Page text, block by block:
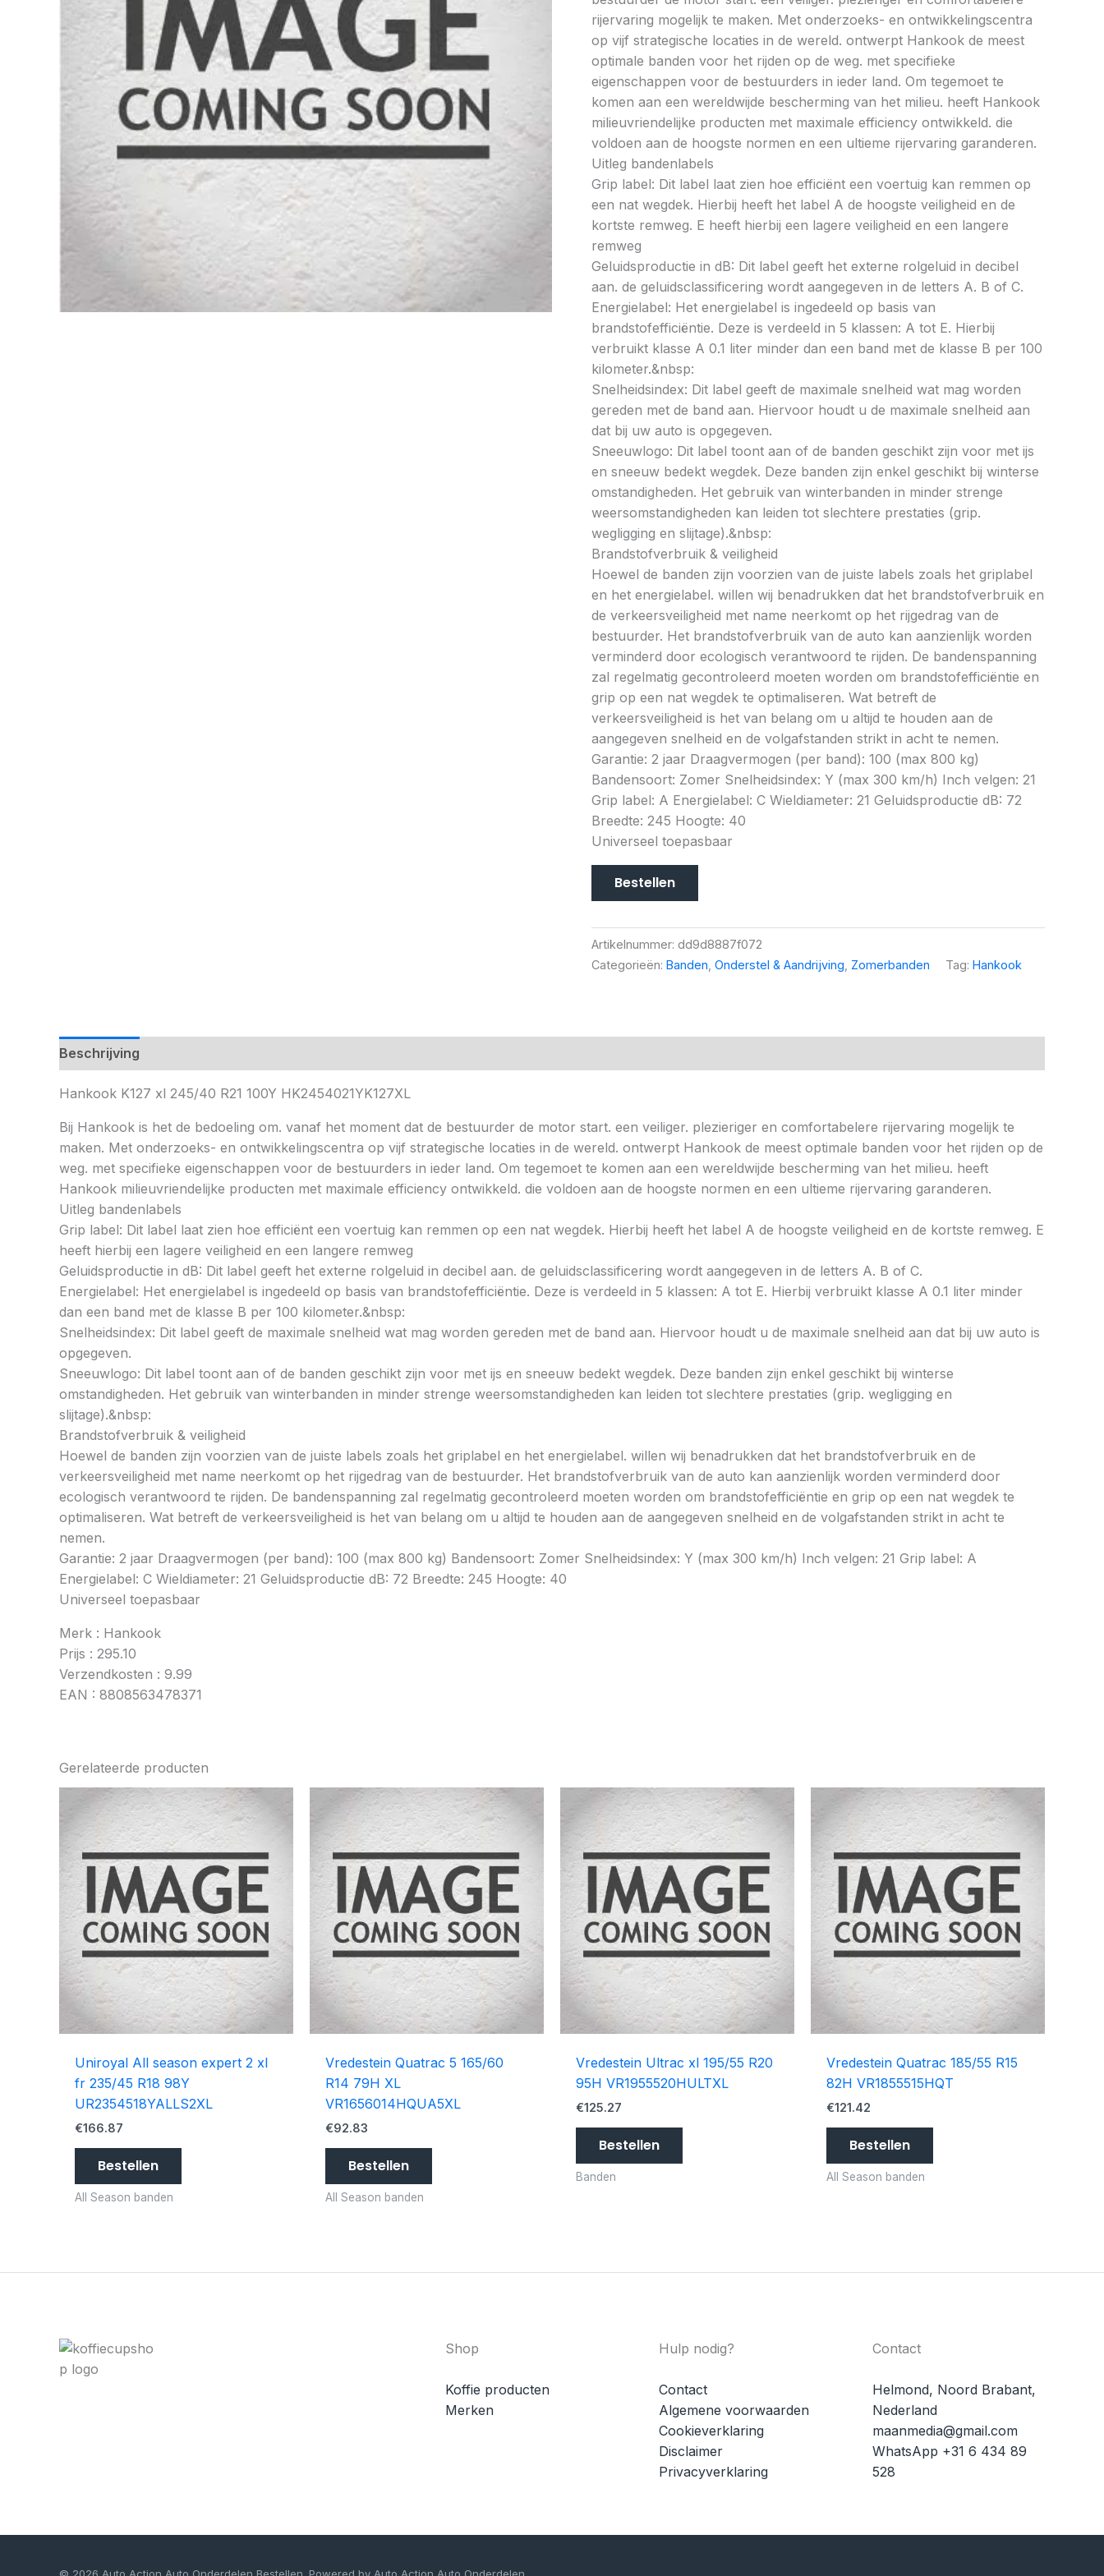
rijervaring mogelijk te maken. Met onderzoeks- en ontwikkelingscentra
op vijf strategische locaties in de wereld. ontwerpt Hankook de meest
optimale banden voor het rijden op de weg. met specifieke
eigenschappen voor de bestuurders in ieder land. Om tegemoet te
komen aan een wereldwijde bescherming van het milieu. heeft Hankook
milieuvriendelijke producten met maximale efficiency ontwikkeld. die
voldoen aan de hoogste normen en een ultieme rijervaring garanderen.
Uitleg bandenlabels
Grip label: Dit label laat zien hoe efficiënt een voertuig kan remmen op
een nat wegdek. Hierbij heeft het label A de hoogste veiligheid en de
kortste remweg. E heeft hierbij een lagere veiligheid en een langere
remweg
Geluidsproductie in dB: Dit label geeft het externe rolgeluid in decibel
aan. de geluidsclassificering wordt aangegeven in de letters A. B of C.
Energielabel: Het energielabel is ingedeeld op basis van
brandstofefficiëntie. Deze is verdeeld in 5 klassen: A tot E. Hierbij
verbruikt klasse A 0.1 liter minder dan een band met de klasse B per 100
kilometer.&nbsp:
Snelheidsindex: Dit label geeft de maximale snelheid wat mag worden
gereden met de band aan. Hiervoor houdt u de maximale snelheid aan
dat bij uw auto is opgegeven.
Sneeuwlogo: Dit label toont aan of de banden geschikt zijn voor met ijs
en sneeuw bedekt wegdek. Deze banden zijn enkel geschikt bij winterse
omstandigheden. Het gebruik van winterbanden in minder strenge
weersomstandigheden kan leiden tot slechtere prestaties (grip.
wegligging en slijtage).&nbsp:
Brandstofverbruik & veiligheid
Hoewel de banden zijn voorzien van de juiste labels zoals het griplabel
en het energielabel. willen wij benadrukken dat het brandstofverbruik en
de verkeersveiligheid met name neerkomt op het rijgedrag van de
bestuurder. Het brandstofverbruik van de auto kan aanzienlijk worden
verminderd door ecologisch verantwoord te rijden. De bandenspanning
zal regelmatig gecontroleerd moeten worden om brandstofefficiëntie en
grip op een nat wegdek te optimaliseren. Wat betreft de
verkeersveiligheid is het van belang om u altijd te houden aan de
aangegeven snelheid en de volgafstanden strikt in acht te nemen.
Garantie: 2 jaar Draagvermogen (per band): 100 (max 800 kg)
Bandensoort: Zomer Snelheidsindex: Y (max 300 km/h) Inch velgen: 21
Grip label: A Energielabel: C Wieldiameter: 21 Geluidsproductie dB: 72
Breedte: 245 Hoogte: 40
Universeel toepasbaar
Bestellen
Artikelnummer: dd9d8887f072
Categorieën: Banden Onderstel & Aandrijving Zomerbanden Tag: Hankook
Beschrijving
Hankook K127 xl 245/40 R21 100Y HK2454021YK127XL
Bij Hankook is het de bedoeling om. vanaf het moment dat de bestuurder de motor start. een veiliger. plezieriger en comfortabelere rijervaring mogelijk te
maken. Met onderzoeks- en ontwikkelingscentra op vijf strategische locaties in de wereld. ontwerpt Hankook de meest optimale banden voor het rijden op de
weg. met specifieke eigenschappen voor de bestuurders in ieder land. Om tegemoet te komen aan een wereldwijde bescherming van het milieu. heeft
Hankook milieuvriendelijke producten met maximale efficiency ontwikkeld. die voldoen aan de hoogste normen en een ultieme rijervaring garanderen.
Uitleg bandenlabels
Grip label: Dit label laat zien hoe efficiënt een voertuig kan remmen op een nat wegdek. Hierbij heeft het label A de hoogste veiligheid en de kortste remweg. E
heeft hierbij een lagere veiligheid en een langere remweg
Geluidsproductie in dB: Dit label geeft het externe rolgeluid in decibel aan. de geluidsclassificering wordt aangegeven in de letters A. B of C.
Energielabel: Het energielabel is ingedeeld op basis van brandstofefficiëntie. Deze is verdeeld in 5 klassen: A tot E. Hierbij verbruikt klasse A 0.1 liter minder
dan een band met de klasse B per 100 kilometer.&nbsp:
Snelheidsindex: Dit label geeft de maximale snelheid wat mag worden gereden met de band aan. Hiervoor houdt u de maximale snelheid aan dat bij uw auto is
opgegeven.
Sneeuwlogo: Dit label toont aan of de banden geschikt zijn voor met ijs en sneeuw bedekt wegdek. Deze banden zijn enkel geschikt bij winterse
omstandigheden. Het gebruik van winterbanden in minder strenge weersomstandigheden kan leiden tot slechtere prestaties (grip. wegligging en
slijtage).&nbsp:
Brandstofverbruik & veiligheid
Hoewel de banden zijn voorzien van de juiste labels zoals het griplabel en het energielabel. willen wij benadrukken dat het brandstofverbruik en de
verkeersveiligheid met name neerkomt op het rijgedrag van de bestuurder. Het brandstofverbruik van de auto kan aanzienlijk worden verminderd door
ecologisch verantwoord te rijden. De bandenspanning zal regelmatig gecontroleerd moeten worden om brandstofefficiëntie en grip op een nat wegdek te
optimaliseren. Wat betreft de verkeersveiligheid is het van belang om u altijd te houden aan de aangegeven snelheid en de volgafstanden strikt in acht te
nemen.
Garantie: 2 jaar Draagvermogen (per band): 100 (max 800 kg) Bandensoort: Zomer Snelheidsindex: Y (max 300 km/h) Inch velgen: 21 Grip label: A
Energielabel: C Wieldiameter: 21 Geluidsproductie dB: 72 Breedte: 245 Hoogte: 40
Universeel toepasbaar
Merk : Hankook
Prijs : 295.10
Verzendkosten : 9.99
EAN : 8808563478371
Gerelateerde producten
Uniroyal All season expert 2 xl
fr 235/45 R18 98Y
UR2354518YALLS2XL
€166.87
Bestellen
All Season banden
Vredestein Quatrac 5 165/60
R14 79H XL
VR1656014HQUA5XL
€92.83
Bestellen
All Season banden
Vredestein Ultrac xl 195/55 R20
95H VR1955520HULTXL
€125.27
Bestellen
Banden
Vredestein Quatrac 185/55 R15
82H VR1855515HQT
€121.42
Bestellen
All Season banden
Shop
Koffie producten
Merken
Hulp nodig?
Contact
Algemene voorwaarden
Cookieverklaring
Disclaimer
Privacyverklaring
Contact
Helmond, Noord Brabant,
Nederland
maanmedia@gmail.com
WhatsApp +31 6 434 89
528